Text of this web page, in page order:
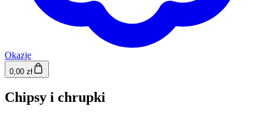
Okazje
0,00 zł
Chipsy i chrupki